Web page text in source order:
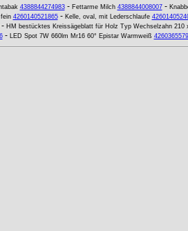
4388844274983- Fettarme Milch 4388844008007-
4260140521865- Kelle, oval, mit Lederschlaufe
HM bestücktes Kreissägeblatt für Holz Typ Wechselzahn 210
- LED Spot 7W 660lm Mr16 60° Epistar Warmweiß